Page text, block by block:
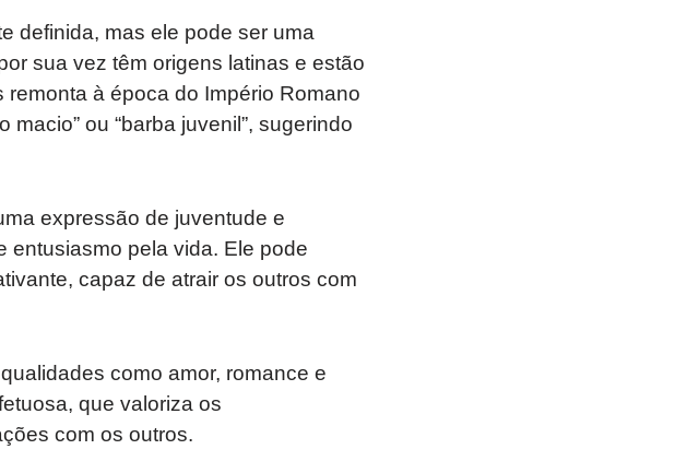
definida, mas ele pode ser uma
sua vez têm origens latinas e estão
remonta à época do Império Romano
macio” ou “barba juvenil”, sugerindo
expressão de juventude e
entusiasmo pela vida. Ele pode
capaz de atrair os outros com
como amor, romance e
que valoriza os
com os outros.